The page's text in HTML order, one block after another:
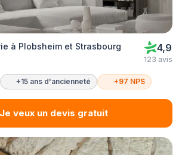
à Plobsheim et Strasbourg 4,9
123 avis
+15 ans d'ancienneté +97 NPS
Je veux un devis gratuit